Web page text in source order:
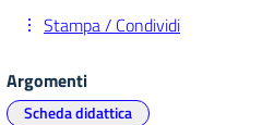
Stampa / Condividi
Argomenti
Scheda didattica